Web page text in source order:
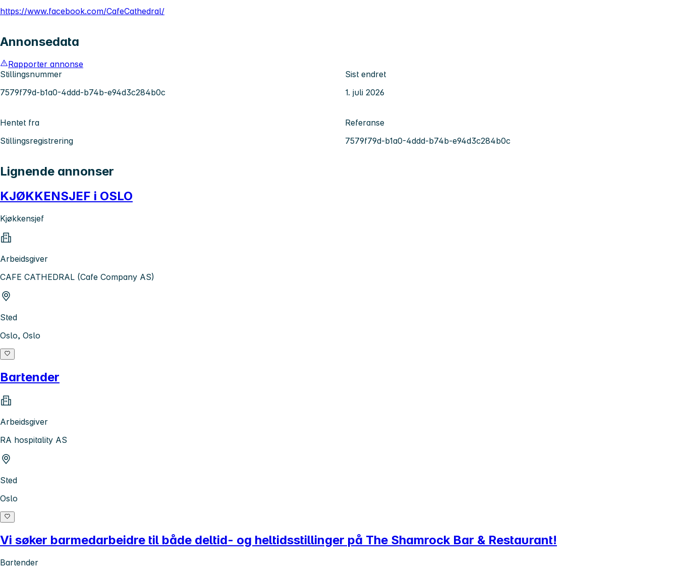
https://www.facebook.com/CafeCathedral/
Annonsedata
Rapporter annonse
Stillingsnummer
7579f79d-b1a0-4ddd-b74b-e94d3c284b0c
Sist endret
1. juli 2026
Hentet fra
Stillingsregistrering
Referanse
7579f79d-b1a0-4ddd-b74b-e94d3c284b0c
Lignende annonser
KJØKKENSJEF i OSLO
Kjøkkensjef
Arbeidsgiver
CAFE CATHEDRAL (Cafe Company AS)
Sted
Oslo, Oslo
Bartender
Arbeidsgiver
RA hospitality AS
Sted
Oslo
Vi søker barmedarbeidre til både deltid- og heltidsstillinger på The Shamrock Bar & Restaurant!
Bartender